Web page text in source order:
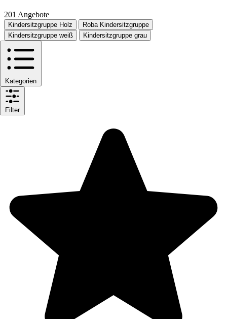
201 Angebote
Kindersitzgruppe Holz
Roba Kindersitzgruppe
Kindersitzgruppe weiß
Kindersitzgruppe grau
Kategorien
Filter